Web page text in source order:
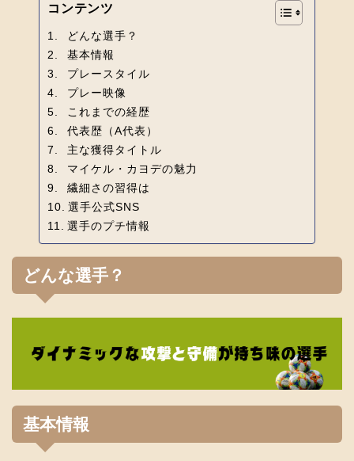
コンテンツ
どんな選手？
基本情報
プレースタイル
プレー映像
これまでの経歴
代表歴（A代表）
主な獲得タイトル
マイケル・カヨデの魅力
繊細さの習得は
選手公式SNS
選手のプチ情報
どんな選手？
基本情報